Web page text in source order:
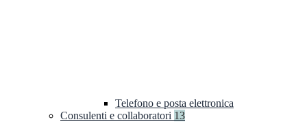
Telefono e posta elettronica
Consulenti e collaboratori 13